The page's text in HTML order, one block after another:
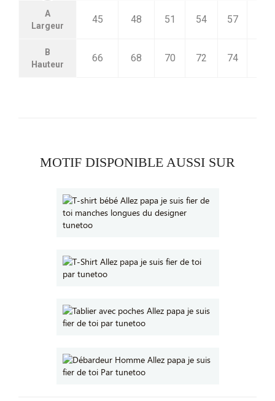
A
Largeur
45 48 51 54 57
B
Hauteur
66 68 70 72 74
MOTIF DISPONIBLE AUSSI SUR